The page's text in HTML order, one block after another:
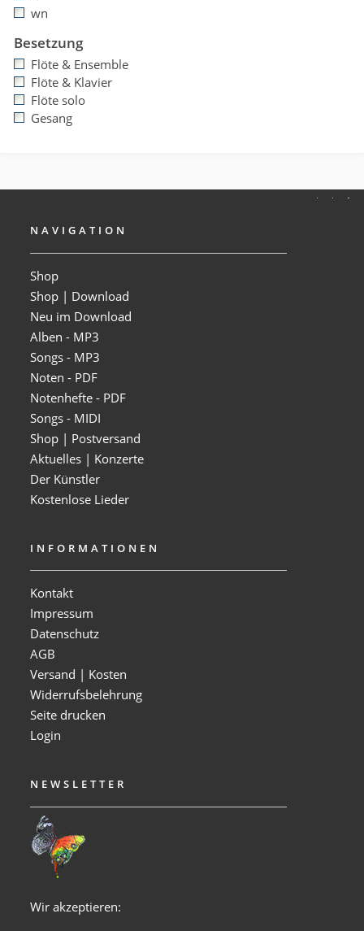
wn
Besetzung
Flöte & Ensemble
Flöte & Klavier
Flöte solo
Gesang
NAVIGATION
Shop
Shop | Download
Neu im Download
Alben - MP3
Songs - MP3
Noten - PDF
Notenhefte - PDF
Songs - MIDI
Shop | Postversand
Aktuelles | Konzerte
Der Künstler
Kostenlose Lieder
INFORMATIONEN
Kontakt
Impressum
Datenschutz
AGB
Versand | Kosten
Widerrufsbelehrung
Seite drucken
Login
NEWSLETTER
Wir akzeptieren: